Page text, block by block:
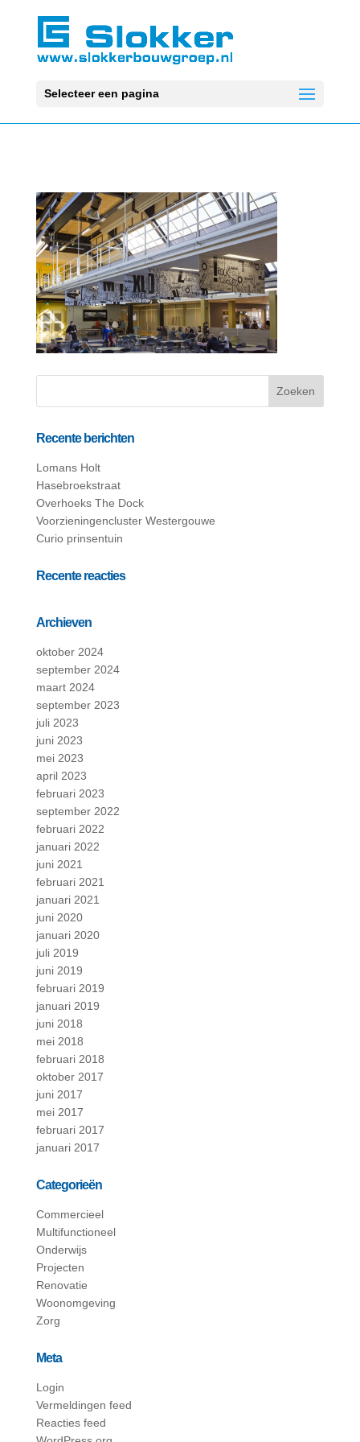
Selecteer een pagina
Recente berichten
Lomans Holt
Hasebroekstraat
Overhoeks The Dock
Voorzieningencluster Westergouwe
Curio prinsentuin
Recente reacties
Archieven
oktober 2024
september 2024
maart 2024
september 2023
juli 2023
juni 2023
mei 2023
april 2023
februari 2023
september 2022
februari 2022
januari 2022
juni 2021
februari 2021
januari 2021
juni 2020
januari 2020
juli 2019
juni 2019
februari 2019
januari 2019
juni 2018
mei 2018
februari 2018
oktober 2017
juni 2017
mei 2017
februari 2017
januari 2017
Categorieën
Commercieel
Multifunctioneel
Onderwijs
Projecten
Renovatie
Woonomgeving
Zorg
Meta
Login
Vermeldingen feed
Reacties feed